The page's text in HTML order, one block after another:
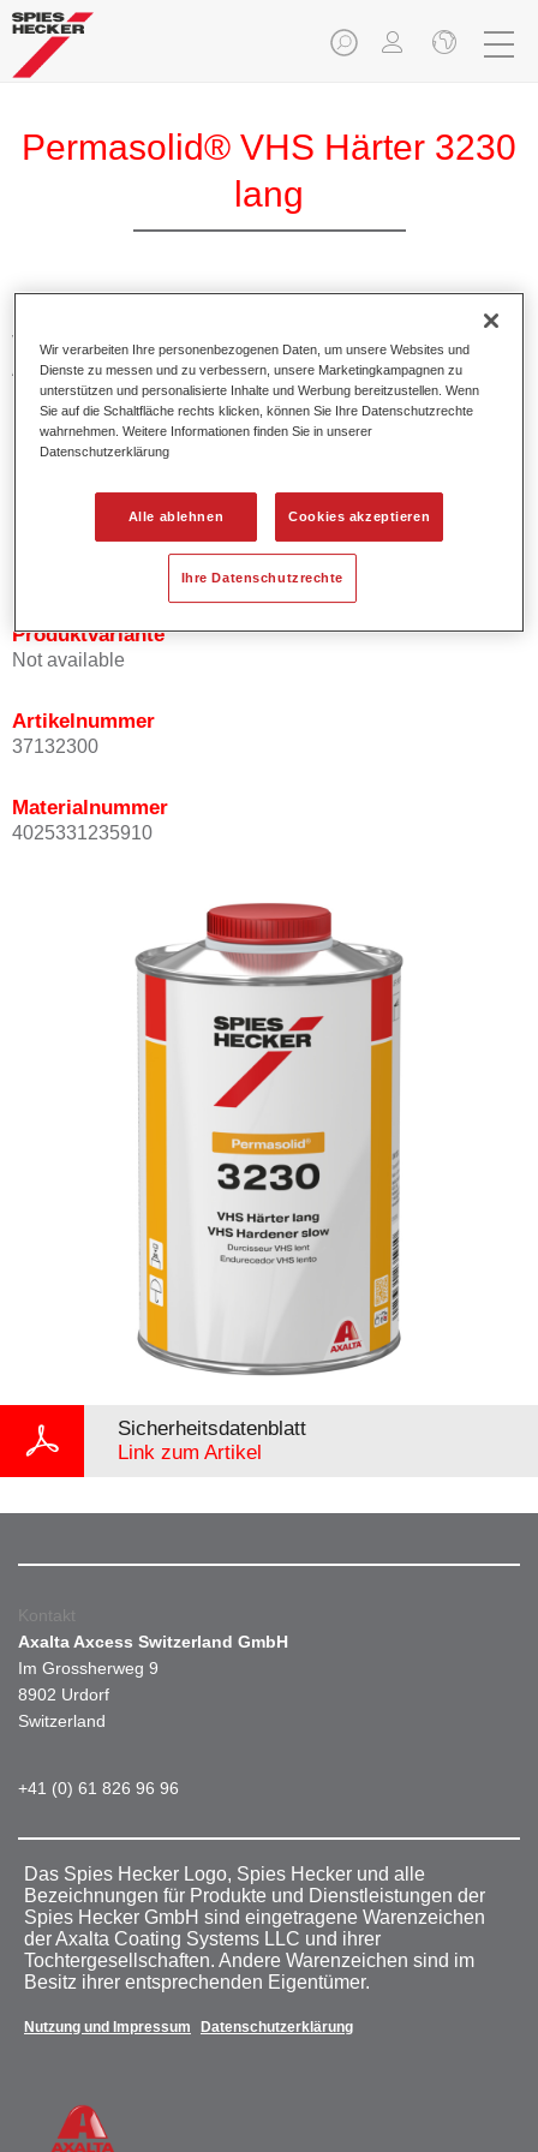
Permasolid® VHS Härter 3230
lang
Permasolid VHS Härter 3230 lang ermöglicht eine optimale
Verarbeitung von Permasolid HS Füllern, Permasolid HS
Autolack 275 und HS Klarlacken.
Produktmerkmale
Besitzt einen sehr hohen Festkörperanteil.
Verarbeitung.
Eignet sich für alle Ganz- und Teillackierungen auch bei
hohen Temperaturen.
Produktvariante
Not available
Artikelnummer
37132300
Materialnummer
4025331235910
Sicherheitsdatenblatt
Link zum Artikel
Kontakt
Axalta Axcess Switzerland GmbH
Im Grossherweg 9
8902 Urdorf
Switzerland
+41 (0) 61 826 96 96
Das Spies Hecker Logo, Spies Hecker und alle
Bezeichnungen für Produkte und Dienstleistungen der
Spies Hecker GmbH sind eingetragene Warenzeichen
der Axalta Coating Systems LLC und ihrer
Tochtergesellschaften. Andere Warenzeichen sind im
Besitz ihrer entsprechenden Eigentümer.
Nutzung und Impressum Datenschutzerklärung
Wir verarbeiten Ihre personenbezogenen Daten, um unsere Websites und
Dienste zu messen und zu verbessern, unsere Marketingkampagnen zu
unterstützen und personalisierte Inhalte und Werbung bereitzustellen. Wenn
Sie auf die Schaltfläche rechts klicken, können Sie Ihre Datenschutzrechte
wahrnehmen. Weitere Informationen finden Sie in unserer
Datenschutzerklärung
Alle ablehnen Cookies akzeptieren
Ihre Datenschutzrechte